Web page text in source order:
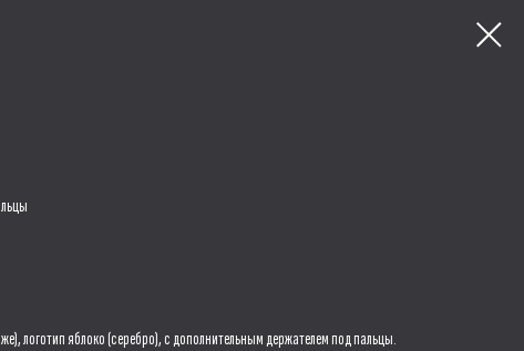
логотип яблоко (серебро), с дополнительным держателем под пальцы.